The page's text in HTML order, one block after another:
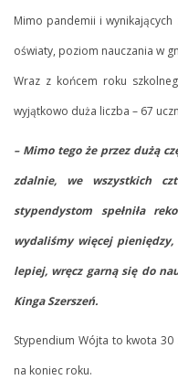
Mimo pandemii i
oświaty, poziom nauczania w
Wraz z końcem roku
wyjątkowo duża liczba – 67
– Mimo tego że przez dużą
zdalnie, we wszystkich
stypendystom spełniła
wydaliśmy więcej
lepiej, wręcz garną się do
Kinga Szerszeń.
Stypendium Wójta to kwota 30
na koniec roku.